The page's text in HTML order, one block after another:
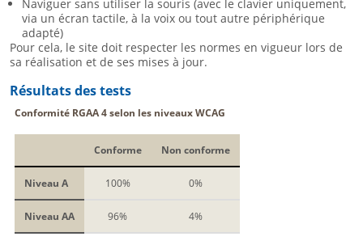
Naviguer sans utiliser la souris (avec le clavier uniquement,
via un écran tactile, à la voix ou tout autre périphérique
adapté)
Pour cela, le site doit respecter les normes en vigueur lors de
sa réalisation et de ses mises à jour.
Résultats des tests
Conformité RGAA 4 selon les niveaux WCAG
Conforme Non conforme
Niveau A 100% 0%
Niveau AA 96% 4%